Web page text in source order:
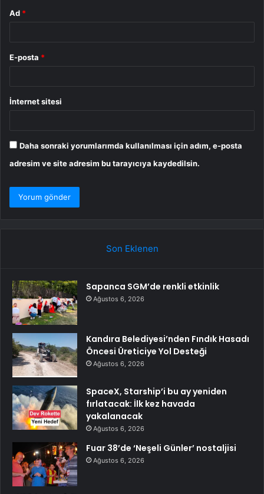
Ad *
E-posta *
İnternet sitesi
Daha sonraki yorumlarımda kullanılması için adım, e-posta
adresim ve site adresim bu tarayıcıya kaydedilsin.
Son Eklenen
Sapanca SGM’de renkli etkinlik
Ağustos 6, 2026
Kandıra Belediyesi’nden Fındık Hasadı
Öncesi Üreticiye Yol Desteği
Ağustos 6, 2026
SpaceX, Starship’i bu ay yeniden
fırlatacak: İlk kez havada
yakalanacak
Ağustos 6, 2026
Fuar 38’de ‘Neşeli Günler’ nostaljisi
Ağustos 6, 2026